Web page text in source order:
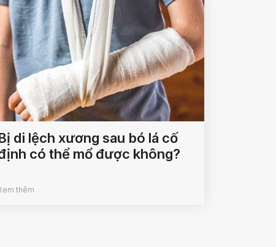
di lệch xương sau bó lá cố
có thể mổ được không?
thêm